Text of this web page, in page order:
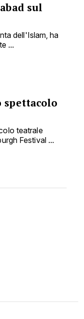
sul
dell'Islam, ha
...
spettacolo
teatrale
Festival ...